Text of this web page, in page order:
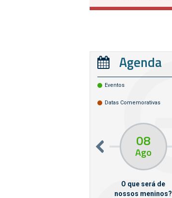
Agenda
Eventos
Datas Comemorativas
08
Ago
O que será de
nossos meninos?